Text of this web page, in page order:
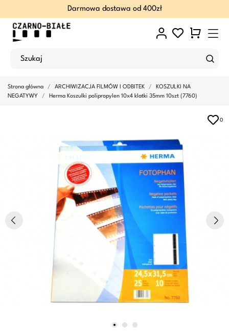
Darmowa dostawa od 400zł
Strona główna ARCHIWIZACJA FILMÓW I ODBITEK
KOSZULKI NA
NEGATYWY
Herma Koszulki polipropylen 10x4 klatki 35mm 10szt (7760)
0